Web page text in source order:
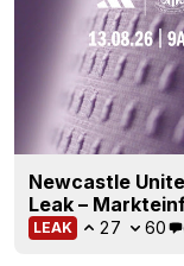
Newcastle
Leak –
LEAK 27 60